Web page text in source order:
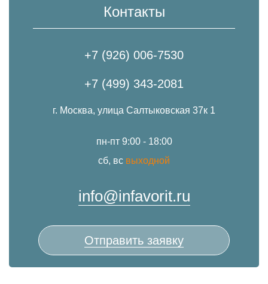
Контакты
+7 (926) 006-7530
+7 (499) 343-2081
г. Москва, улица Салтыковская 37к 1
пн-пт 9:00 - 18:00
сб, вс выходной
info@infavorit.ru
Отправить заявку